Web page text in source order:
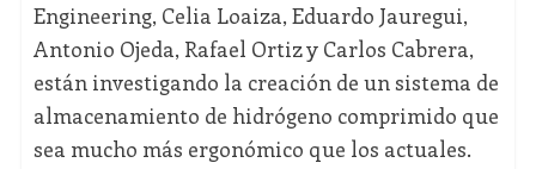
Engineering, Celia Loaiza, Eduardo Jauregui,
Antonio Ojeda, Rafael Ortiz y Carlos Cabrera,
están investigando la creación de un sistema de
almacenamiento de hidrógeno comprimido que
sea mucho más ergonómico que los actuales.